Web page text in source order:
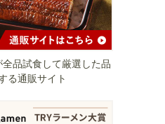
品試食して厳選した品
る通販サイト